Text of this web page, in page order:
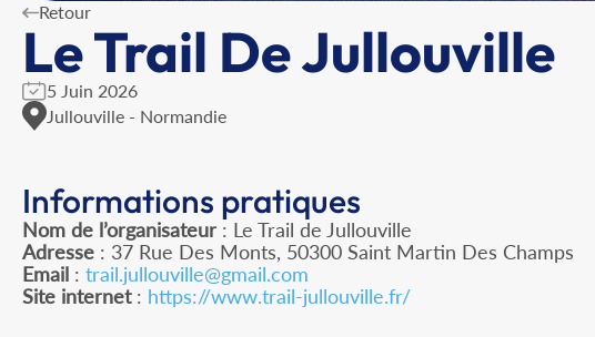
Retour
Le Trail De Jullouville
5 Juin 2026
Jullouville - Normandie
Informations pratiques
Nom de l’organisateur : Le Trail de Jullouville
Adresse : 37 Rue Des Monts, 50300 Saint Martin Des Champs
Email : trail.jullouville@gmail.com
Site internet: https://www.trail-jullouville.fr/